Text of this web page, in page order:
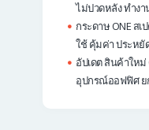
ไม่ปวดหลัง ทำง
กระดาษ ONE ส
ใช้ คุ้มค่า ประหยั
อัปเดต สินค้าใหม่
อุปกรณ์ออฟฟิศ ย